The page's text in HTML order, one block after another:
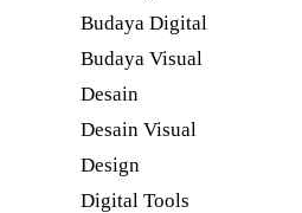
Budaya Digital
Budaya Visual
Desain
Desain Visual
Design
Digital Tools